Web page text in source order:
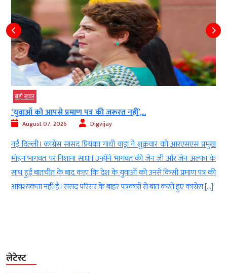
बड़ी खबर
‘युवाओं को आपसे प्रमाण पत्र की जरूरत नहीं’,...
August 07, 2026 Digvijay
नई दिल्ली। कांग्रेस सांसद प्रियंका गांधी वाड्रा ने शुक्रवार को आरएसएस प्रमुख
मोहन भागवत पर निशाना साधा। उन्होंने भागवत की जेन जी और जेन अल्फा के
साथ हुई बातचीत के बाद कहा कि देश के युवाओं को उनसे किसी प्रमाण पत्र की
आवश्यकता नहीं है। संसद परिसर के बाहर पत्रकारों से बात करते हुए कांग्रेस […]
लेटेस्ट